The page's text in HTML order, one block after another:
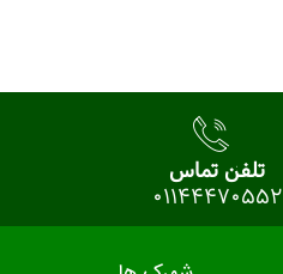
تلفن تماس
01144470552